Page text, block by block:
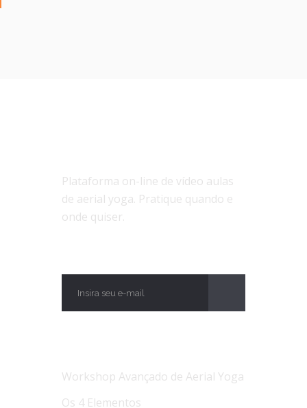
Plataforma on-line de vídeo aulas
de aerial yoga. Pratique quando e
onde quiser.
Workshop Avançado de Aerial Yoga
Os 4 Elementos